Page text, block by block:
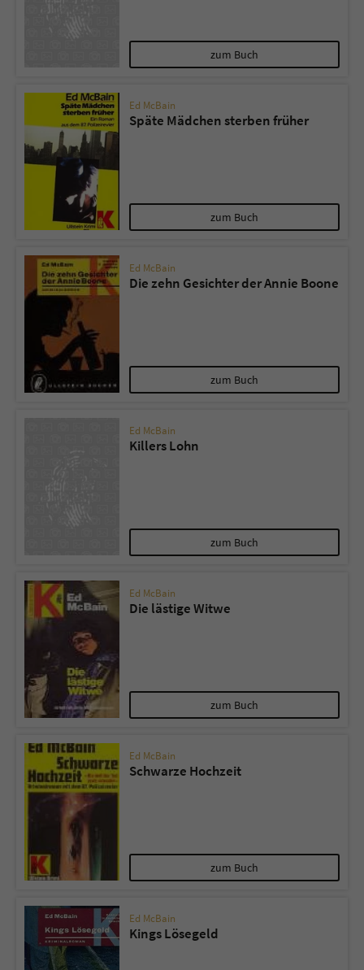
zum Buch
Ed McBain
Späte Mädchen sterben früher
zum Buch
Ed McBain
Die zehn Gesichter der Annie Boone
zum Buch
Ed McBain
Killers Lohn
zum Buch
Ed McBain
Die lästige Witwe
zum Buch
Ed McBain
Schwarze Hochzeit
zum Buch
Ed McBain
Kings Lösegeld